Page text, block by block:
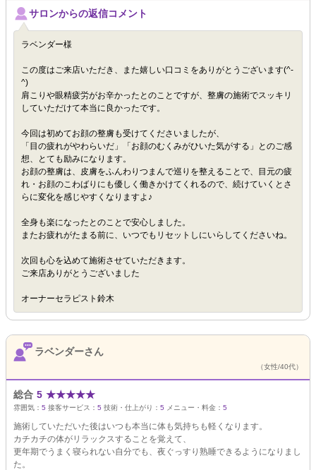
サロンからの返信コメント
ラベンダー様
この度はご来店いただき、また嬉しい口コミをありがとうございます(^-
^)
肩こりや眼精疲労がお辛かったとのことですが、整膚の施術でスッキリ
していただけて本当に良かったです。
今回は初めてお顔の整膚も受けてくださいましたが、
「目の疲れがやわらいだ」「お顔のむくみがひいた気がする」とのご感
想、とても励みになります。
お顔の整膚は、皮膚をふんわりつまんで巡りを整えることで、目元の疲
れ・お顔のこわばりにも優しく働きかけてくれるので、続けていくとさ
らに変化を感じやすくなりますよ♪
全身も楽になったとのことで安心しました。
またお疲れがたまる前に、いつでもリセットしにいらしてくださいね。
次回も心を込めて施術させていただきます。
ご来店ありがとうございました
オーナーセラピスト鈴木
ラベンダーさん
（女性/40代）
総合 5 ★★★★★
雰囲気： 5 接客サービス： 5 技術・仕上がり： 5 メニュー・料金： 5
施術していただいた後はいつも本当に体も気持ちも軽くなります。
カチカチの体がリラックスすることを覚えて、
更年期でうまく寝られない自分でも、夜ぐっすり熟睡できるようになりまし
た。